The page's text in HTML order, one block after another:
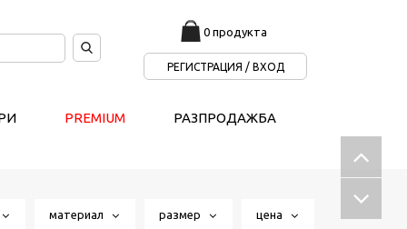
0 продукта
РЕГИСТРАЦИЯ / ВХОД
PREMIUM РАЗПРОДАЖБА
материал размер цена